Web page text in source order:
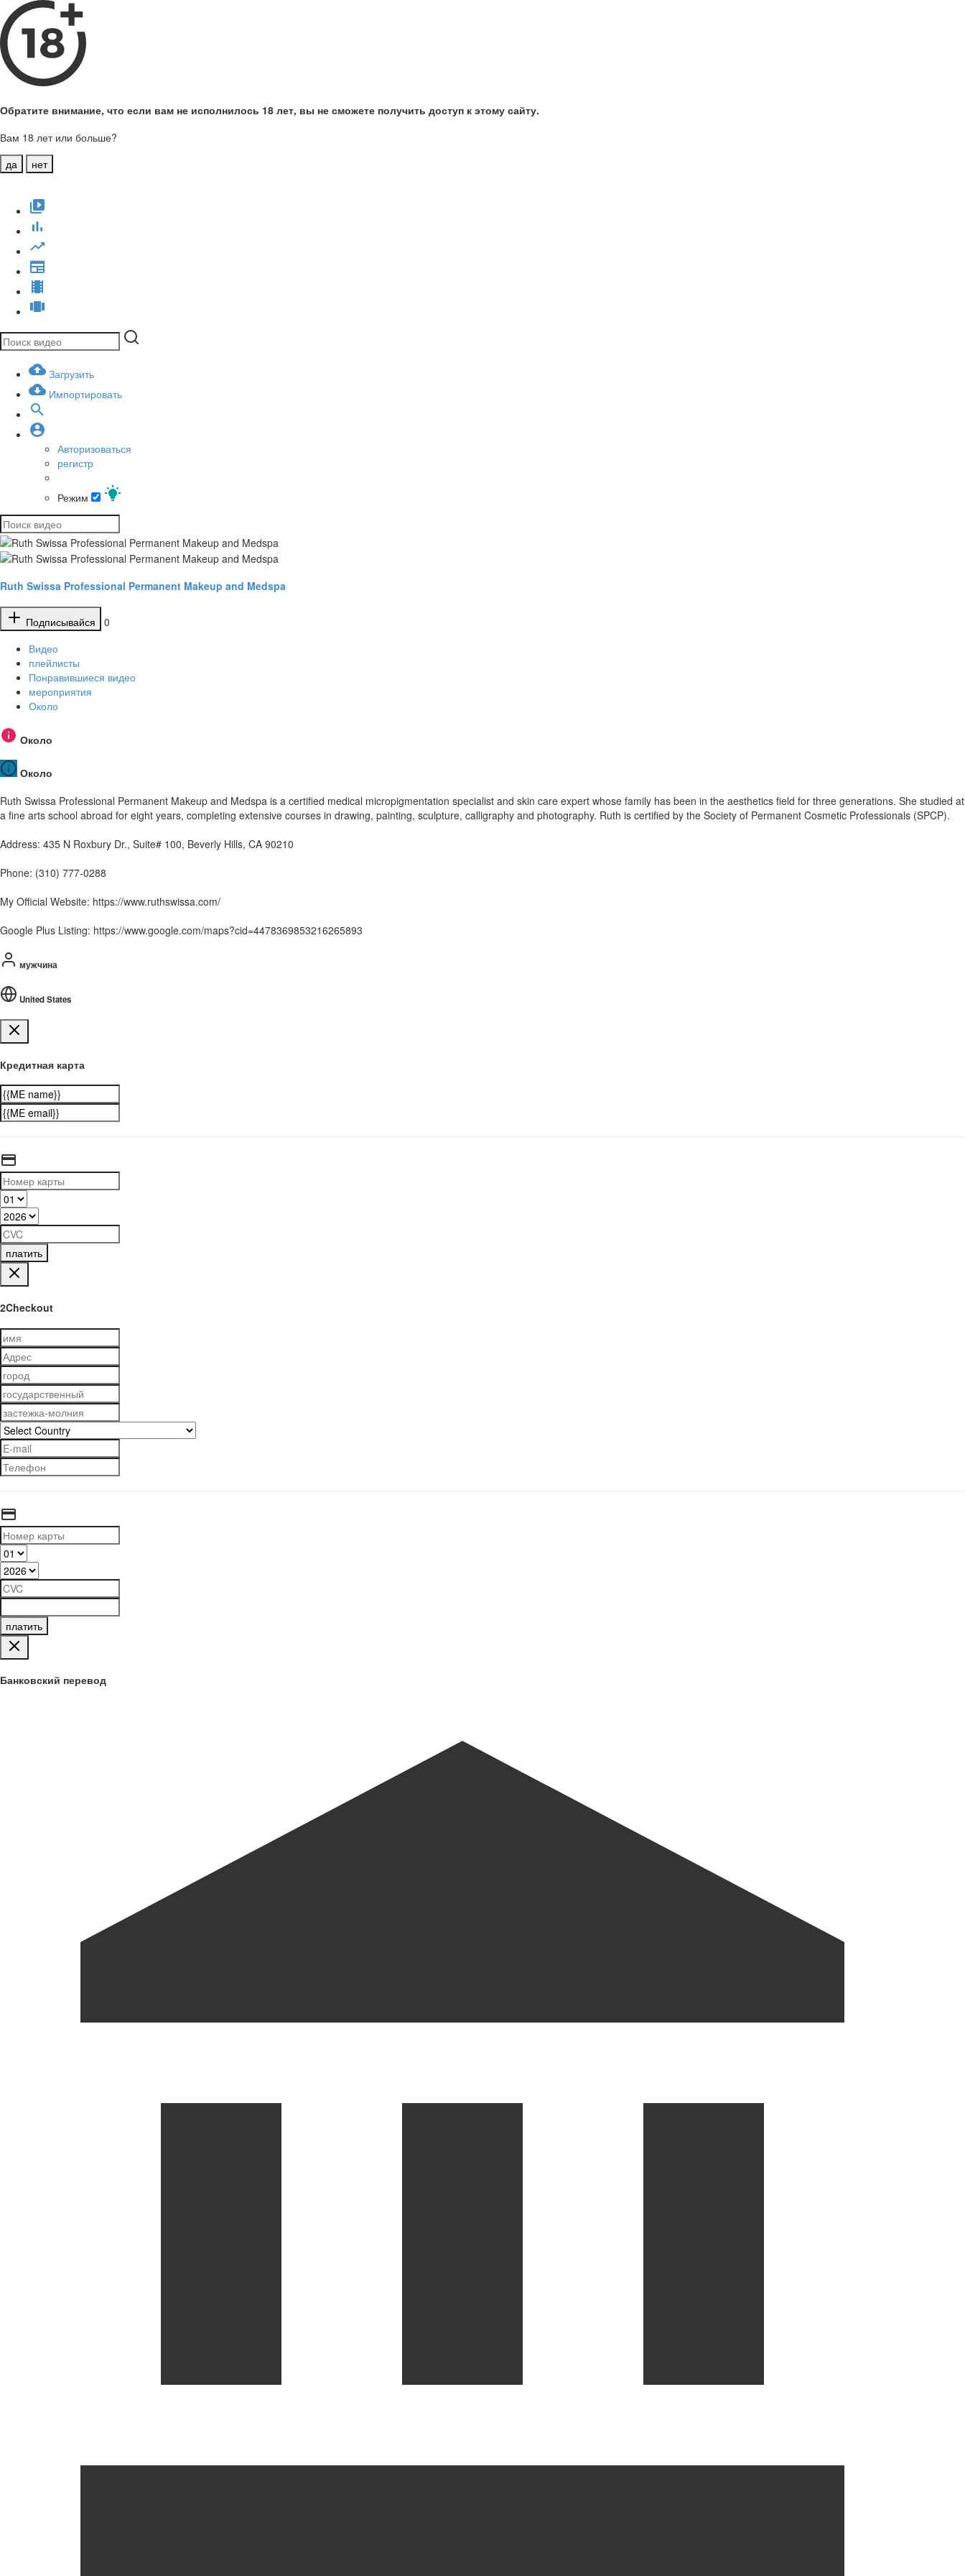
Обратите внимание, что если вам не исполнилось 18 лет, вы не сможете получить доступ к этому сайту.
Вам 18 лет или больше?
да
нет
Загрузить
Импортировать
Авторизоваться
регистр
Режим
Ruth Swissa Professional Permanent Makeup and Medspa
Подписывайся
0
Видео
плейлисты
Понравившиеся видео
мероприятия
Около
Около
Около
Ruth Swissa Professional Permanent Makeup and Medspa is a certified medical micropigmentation specialist and skin care expert whose family has been in the aesthetics field for three generations. She studied at
a fine arts school abroad for eight years, completing extensive courses in drawing, painting, sculpture, calligraphy and photography. Ruth is certified by the Society of Permanent Cosmetic Professionals (SPCP).
Address: 435 N Roxbury Dr., Suite# 100, Beverly Hills, CA 90210
Phone: (310) 777-0288
My Official Website: https://www.ruthswissa.com/
Google Plus Listing: https://www.google.com/maps?cid=4478369853216265893
мужчина
United States
Кредитная карта
платить
2Checkout
платить
Банковский перевод